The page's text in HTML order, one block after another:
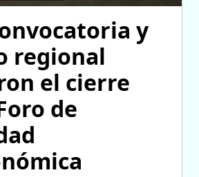
y
regional
el cierre
de